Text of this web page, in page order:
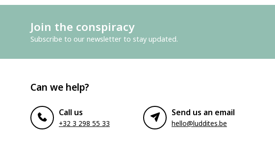
Join the conspiracy
Subscribe to our newsletter to stay updated.
Can we help?
Call us
+32 3 298 55 33
Send us an email
hello@luddites.be